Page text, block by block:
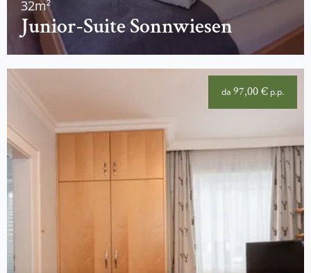
32m²
Junior-Suite Sonnwiesen
da 97,00 € p.p.